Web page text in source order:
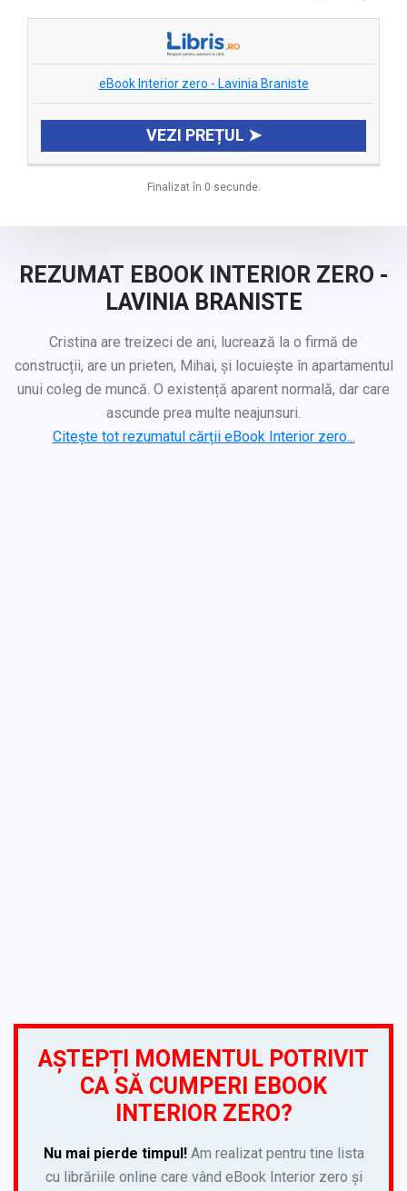
eBook Interior zero - Lavinia Braniste
VEZI PREȚUL ➤
Finalizat în 0 secunde.
REZUMAT EBOOK INTERIOR ZERO -
LAVINIA BRANISTE
Cristina are treizeci de ani, lucrează la o firmă de
construcții, are un prieten, Mihai, și locuiește în apartamentul
unui coleg de muncă. O existență aparent normală, dar care
ascunde prea multe neajunsuri.
Citește tot rezumatul cărții eBook Interior zero...
AȘTEPȚI MOMENTUL POTRIVIT
CA SĂ CUMPERI EBOOK
INTERIOR ZERO?
Nu mai pierde timpul!Am realizat pentru tine lista
cu librăriile online care vând eBook Interior zero și